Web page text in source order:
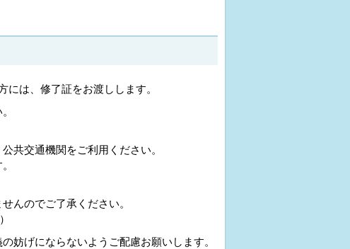
は、修了証をお渡しします。
共交通機関をご利用ください。
んのでご了承ください。
妨げにならないようご配慮お願いします。